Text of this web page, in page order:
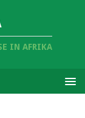
IN AFRIKA